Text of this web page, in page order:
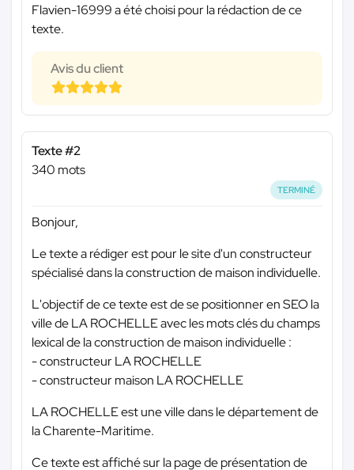
Flavien-16999 a été choisi pour la rédaction de ce
texte.
Avis du client
Texte #2
340 mots
TERMINÉ
Bonjour,
Le texte a rédiger est pour le site d'un constructeur
spécialisé dans la construction de maison individuelle.
L'objectif de ce texte est de se positionner en SEO la
ville de LA ROCHELLE avec les mots clés du champs
lexical de la construction de maison individuelle :
- constructeur LA ROCHELLE
- constructeur maison LA ROCHELLE
LA ROCHELLE est une ville dans le département de
la Charente-Maritime.
Ce texte est affiché sur la page de présentation de